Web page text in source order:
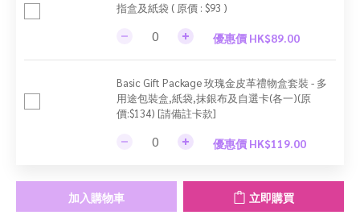
指盒及紙袋 ( 原價 : $93 )
優惠價 HK$89.00
Basic Gift Package 玫瑰金皮革禮物盒套裝 - 多
用途包裝盒,紙袋,抹銀布及自選卡(各一)(原
價:$134) [請備註卡款]
優惠價 HK$119.00
加入購物車 立即購買